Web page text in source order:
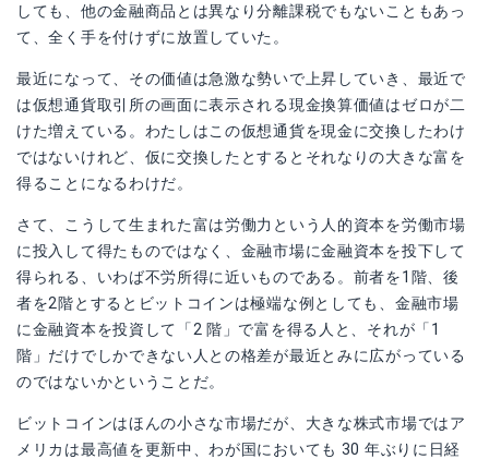
しても、他の金融商品とは異なり分離課税でもないこともあっ
て、全く手を付けずに放置していた。
最近になって、その価値は急激な勢いで上昇していき、最近で
は仮想通貨取引所の画面に表示される現金換算価値はゼロが二
けた増えている。わたしはこの仮想通貨を現金に交換したわけ
ではないけれど、仮に交換したとするとそれなりの大きな富を
得ることになるわけだ。
さて、こうして生まれた富は労働力という人的資本を労働市場
に投入して得たものではなく、金融市場に金融資本を投下して
得られる、いわば不労所得に近いものである。前者を1階、後
者を2階とするとビットコインは極端な例としても、金融市場
に金融資本を投資して「2 階」で富を得る人と、それが「1
階」だけでしかできない人との格差が最近とみに広がっている
のではないかということだ。
ビットコインはほんの小さな市場だが、大きな株式市場ではア
メリカは最高値を更新中、わが国においても 30 年ぶりに日経